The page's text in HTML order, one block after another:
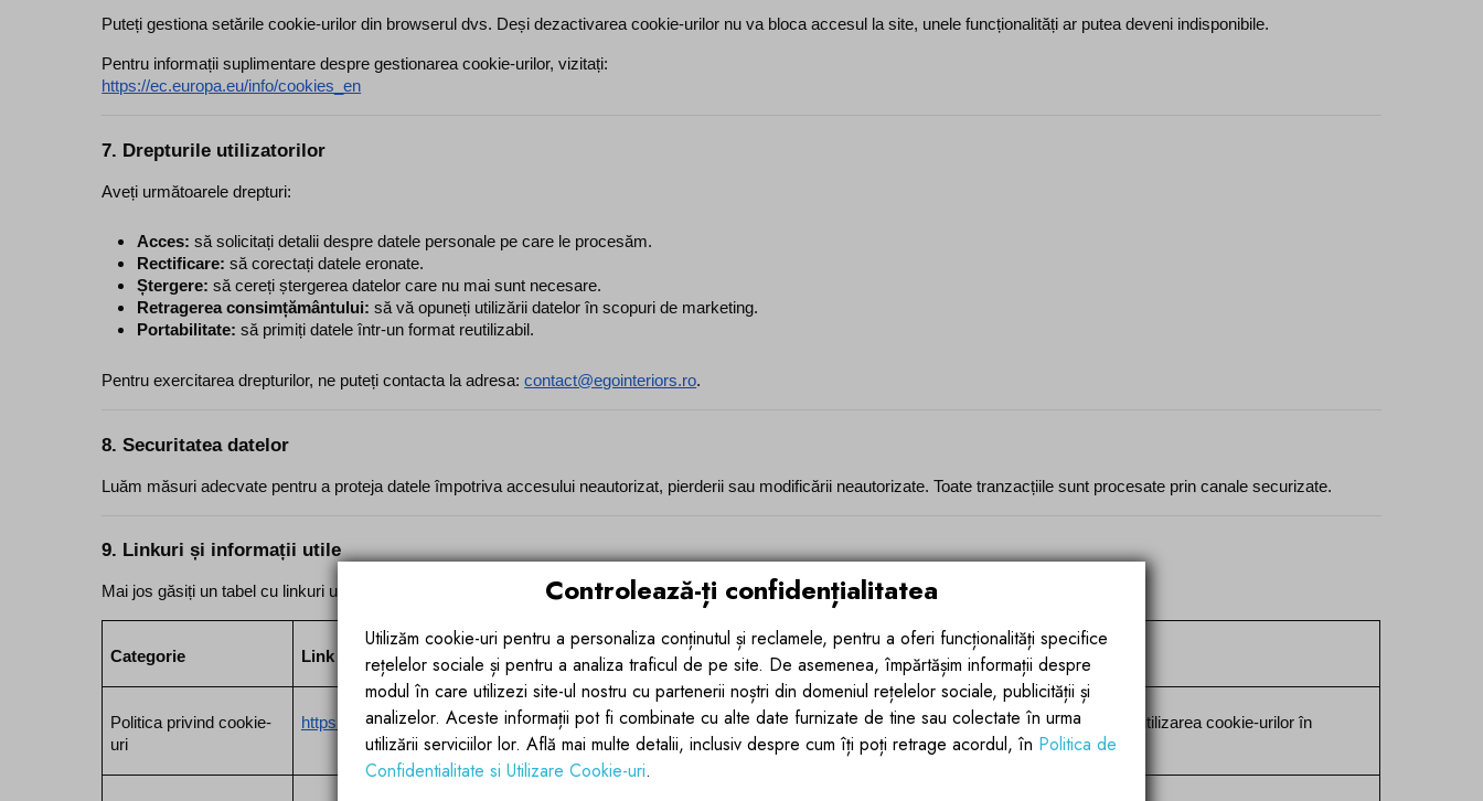
Puteți gestiona setările cookie-urilor din browserul dvs. Deși dezactivarea cookie-urilor nu va bloca accesul la site, unele funcționalități ar putea deveni indisponibile.
Pentru informații suplimentare despre gestionarea cookie-urilor, vizitați:
https://ec.europa.eu/info/cookies_en
7. Drepturile utilizatorilor
Aveți următoarele drepturi:
Acces: să solicitați detalii despre datele personale pe care le procesăm.
Rectificare: să corectați datele eronate.
Ștergere: să cereți ștergerea datelor care nu mai sunt necesare.
Retragerea consimțământului: să vă opuneți utilizării datelor în scopuri de marketing.
Portabilitate: să primiți datele într-un format reutilizabil.
Pentru exercitarea drepturilor, ne puteți contacta la adresa: contact@egointeriors.ro.
8. Securitatea datelor
Luăm măsuri adecvate pentru a proteja datele împotriva accesului neautorizat, pierderii sau modificării neautorizate. Toate tranzacțiile sunt procesate prin canale securizate.
9. Linkuri și informații utile
Mai jos găsiți un tabel cu linkuri utile și informații detaliate despre gestionarea datelor personale, confidențialitate și utilizarea cookie-urilor:
Categorie Link Descriere
Politica privind cookie-
uri
https://ec.europa.eu/ipg/basics/legal/cookies/index_en.htm
Ghid oficial al Comisiei Europene privind utilizarea cookie-urilor în
conformitate cu legislația europeană.
Controlează-ți confidențialitatea
Utilizăm cookie-uri pentru a personaliza conținutul și reclamele, pentru a oferi funcționalități specifice
rețelelor sociale și pentru a analiza traficul de pe site. De asemenea, împărtășim informații despre
modul în care utilizezi site-ul nostru cu partenerii noștri din domeniul rețelelor sociale, publicității și
analizelor. Aceste informații pot fi combinate cu alte date furnizate de tine sau colectate în urma
utilizării serviciilor lor. Află mai multe detalii, inclusiv despre cum îți poți retrage acordul, în Politica de
Confidentialitate si Utilizare Cookie-uri.